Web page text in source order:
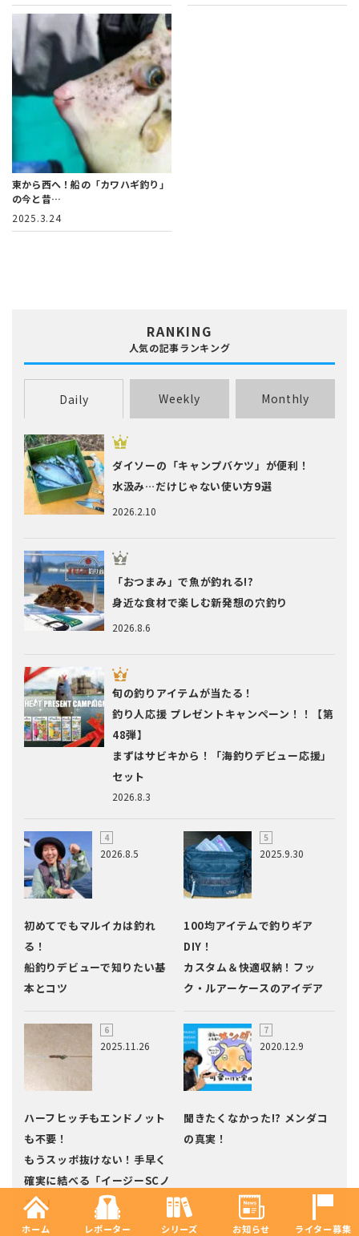
東から西へ！船の「カワハギ釣り」
の今と昔…
2025.3.24
RANKING
人気の記事ランキング
Daily Weekly Monthly
2026.2.10
ダイソーの「キャンプバケツ」が便利！
水汲み…だけじゃない使い方9選
2026.8.6
「おつまみ」で魚が釣れる!?
身近な食材で楽しむ新発想の穴釣り
2026.8.3
旬の釣りアイテムが当たる！
釣り人応援 プレゼントキャンペーン！！【第
48弾】
まずはサビキから！「海釣りデビュー応援」
セット
2026.8.5
初めてでもマルイカは釣れ
る！
船釣りデビューで知りたい基
本とコツ
2025.9.30
100均アイテムで釣りギア
DIY！
カスタム＆快適収納！フッ
ク・ルアーケースのアイデア
2025.11.26
ハーフヒッチもエンドノット
も不要！
もうスッポ抜けない！手早く
確実に結べる「イージーSCノ
ット」
2020.12.9
聞きたくなかった!? メンダコ
の真実！
ホーム レポーター シリーズ お知らせ ライター募集